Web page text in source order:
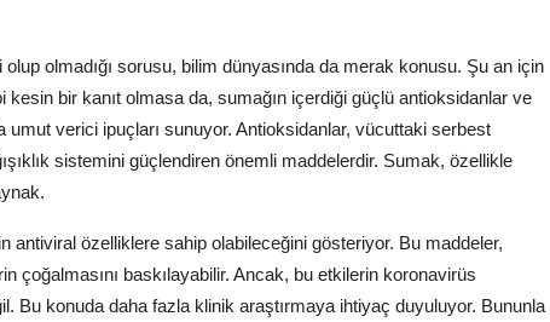
olmadığı sorusu, bilim dünyasında da merak konusu. Şu an için
bir kanıt olmasa da, sumağın içerdiği güçlü antioksidanlar ve
umut verici ipuçları sunuyor. Antioksidanlar, vücuttaki serbest
sistemini güçlendiren önemli maddelerdir. Sumak, özellikle
antiviral özelliklere sahip olabileceğini gösteriyor. Bu maddeler,
çoğalmasını baskılayabilir. Ancak, bu etkilerin koronavirüs
Bu konuda daha fazla klinik araştırmaya ihtiyaç duyuluyor. Bununla